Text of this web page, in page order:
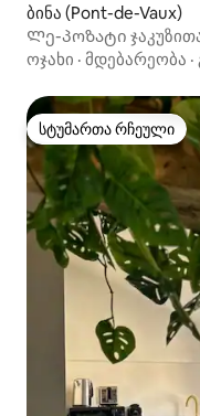
ბინა (Pont-de-Vaux)
Ლე-პოზატი
ოჯახი · მდებარეობა ·
სტუმართა რჩეული
სტუმართა რჩეული